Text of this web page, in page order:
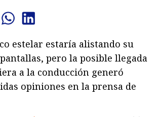
estelar estaría alistando su
pero la posible llegada
a la conducción generó
opiniones en la prensa de